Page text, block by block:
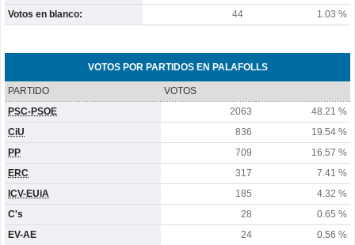
Votos en blanco:
44 1.03 %
VOTOS POR PARTIDOS EN PALAFOLLS
PARTIDO
VOTOS
PSC-PSOE
2063
48.21 %
CiU
836
19.54 %
PP
709
16.57 %
ERC
317
7.41 %
ICV-EUiA
185
4.32 %
C's
28
0.65 %
EV-AE
24
0.56 %